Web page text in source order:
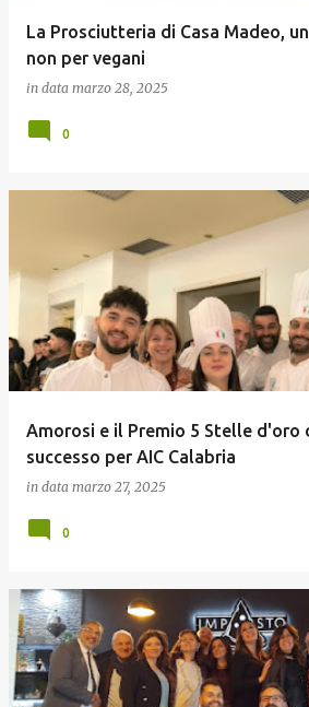
La Prosciutteria di Casa Madeo,
non per vegani
in data marzo 28, 2025
0
Amorosi e il Premio 5 Stelle d'oro
successo per AIC Calabria
in data marzo 27, 2025
0